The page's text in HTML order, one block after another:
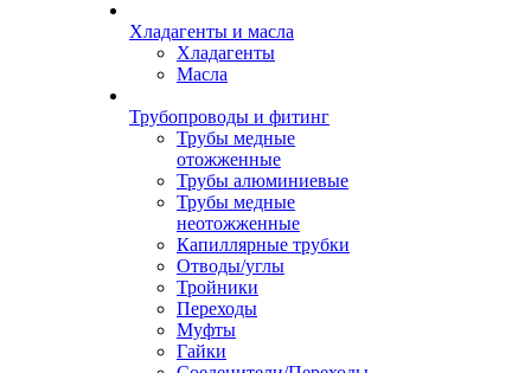
Хладагенты и масла
Хладагенты
Масла
Трубопроводы и фитинг
Трубы медные
отожженные
Трубы алюминиевые
Трубы медные
неотожженные
Капиллярные трубки
Отводы/углы
Тройники
Переходы
Муфты
Гайки